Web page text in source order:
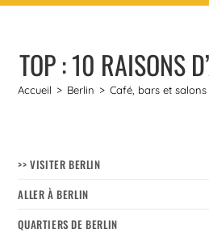
TOP : 10 RAISONS
Accueil > Berlin > Café, bars et
>> VISITER BERLIN
ALLER À BERLIN
QUARTIERS DE BERLIN